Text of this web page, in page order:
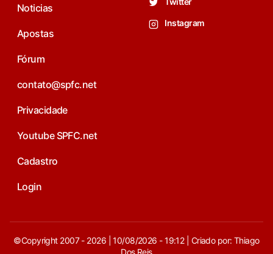
Noticias
Apostas
Fórum
contato@spfc.net
Privacidade
Youtube SPFC.net
Cadastro
Login
Instagram
©Copyright 2007 - 2026 | 10/08/2026 - 19:12 | Criado por: Thiago
Dos Reis